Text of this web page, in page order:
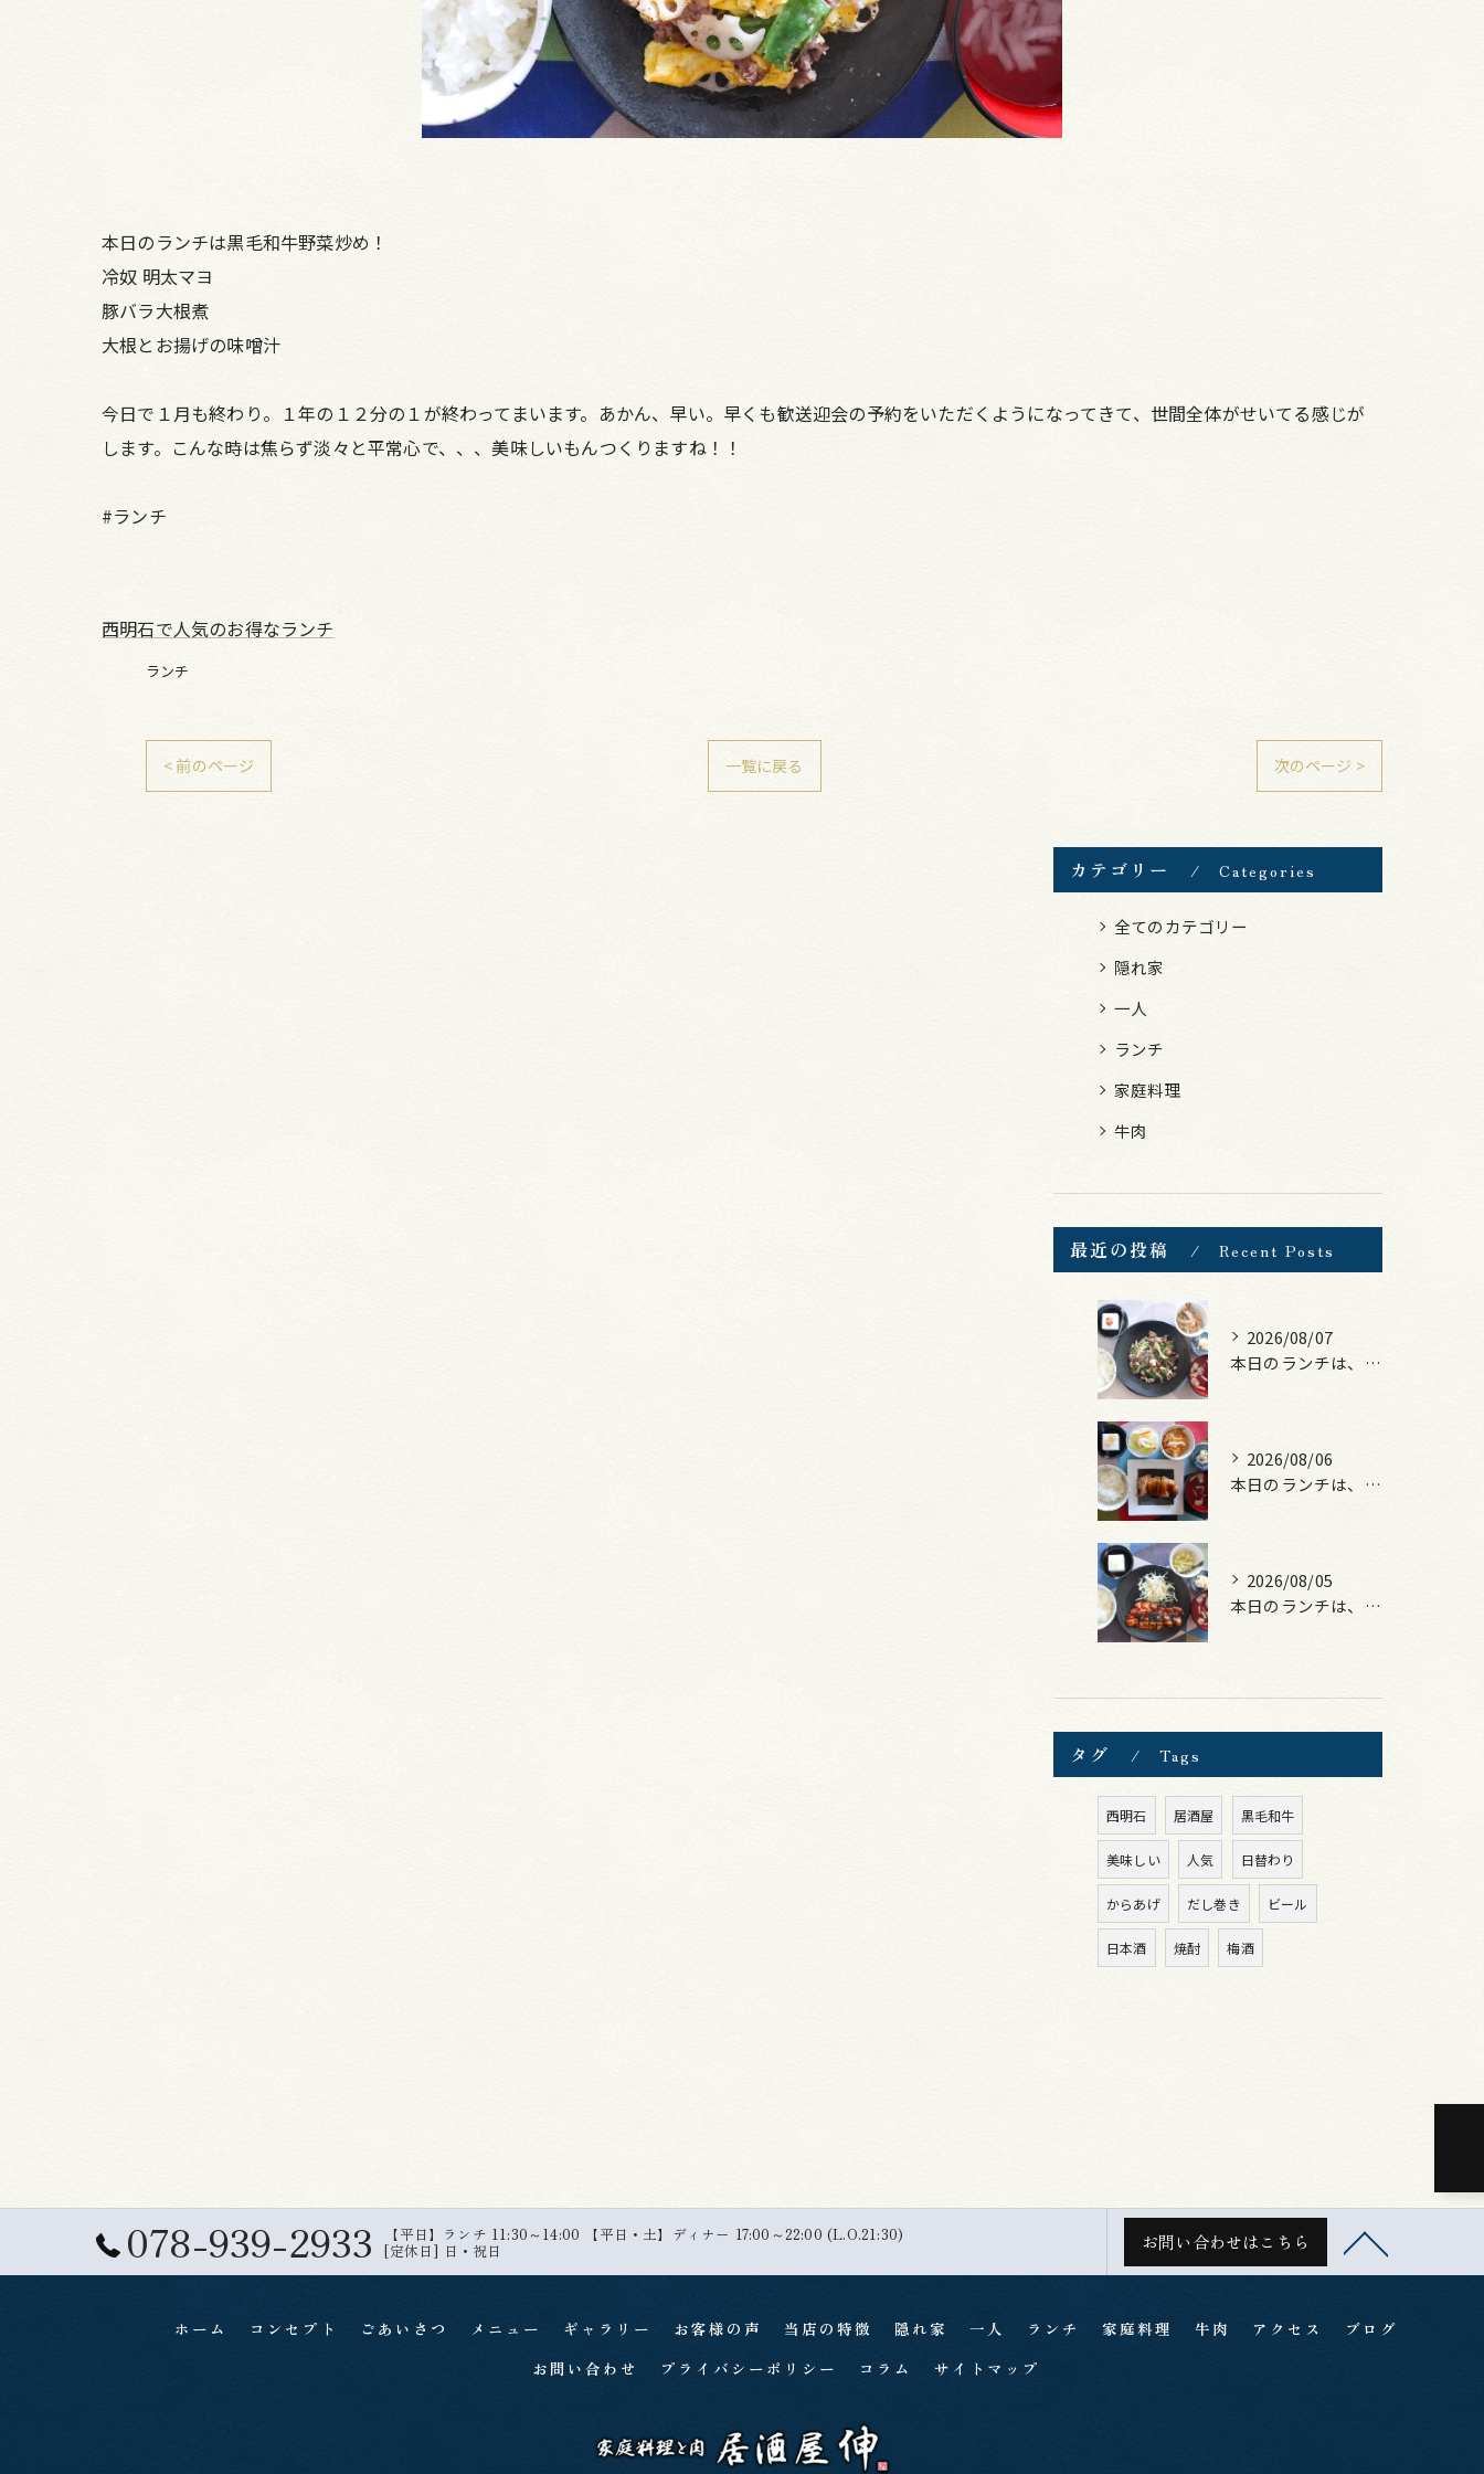
本日のランチは黒毛和牛野菜炒め！
冷奴 明太マヨ
豚バラ大根煮
大根とお揚げの味噌汁
今日で１月も終わり。１年の１２分の１が終わってまいます。あかん、早い。早くも歓送迎会の予約をいただくようになってきて、世間全体がせいてる感じが
します。こんな時は焦らず淡々と平常心で、、、美味しいもんつくりますね！！
#ランチ
西明石で人気のお得なランチ
ランチ
< 前のページ 一覧に戻る 次のページ >
カテゴリー Categories
全てのカテゴリー
隠れ家
一人
ランチ
家庭料理
牛肉
最近の投稿 Recent Posts
2026/08/07
本日のランチは、黒毛和牛のチャプチェ！
2026/08/06
本日のランチは、照焼きチキン！
2026/08/05
本日のランチは、ロース豚カツ梅はさみ！
タグ Tags
西明石 居酒屋 黒毛和牛
美味しい 人気 日替わり
からあげ だし巻き ビール
日本酒 焼酎 梅酒
078-939-2933 【平日】ランチ 11:30～14:00 【平日・土】ディナー 17:00～22:00 (L.O.21:30)
[定休日] 日・祝日 お問い合わせはこちら
ホーム コンセプト ごあいさつ メニュー ギャラリー お客様の声 当店の特徴 隠れ家 一人 ランチ 家庭料理 牛肉 アクセス
ブログ
お問い合わせ
プライバシーポリシー コラム サイトマップ